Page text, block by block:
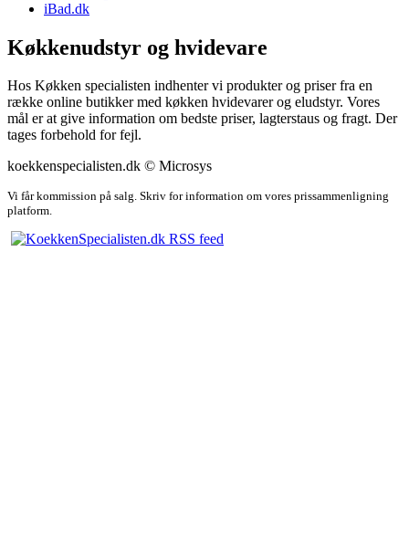
iBad.dk
Køkkenudstyr og hvidevare
Hos Køkken specialisten indhenter vi produkter og priser fra en
række online butikker med køkken hvidevarer og eludstyr. Vores
mål er at give information om bedste priser, lagterstaus og fragt. Der
tages forbehold for fejl.
koekkenspecialisten.dk © Microsys
Vi får kommission på salg. Skriv for information om vores prissammenligning
platform.